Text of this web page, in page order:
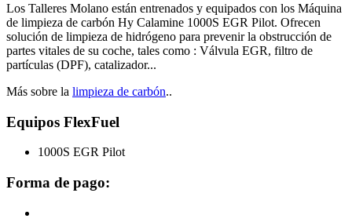
Los Talleres Molano están entrenados y equipados con los Máquina
de limpieza de carbón Hy Calamine 1000S EGR Pilot. Ofrecen
solución de limpieza de hidrógeno para prevenir la obstrucción de
partes vitales de su coche, tales como : Válvula EGR, filtro de
partículas (DPF), catalizador...
Más sobre la limpieza de carbón..
Equipos FlexFuel
1000S EGR Pilot
Forma de pago: